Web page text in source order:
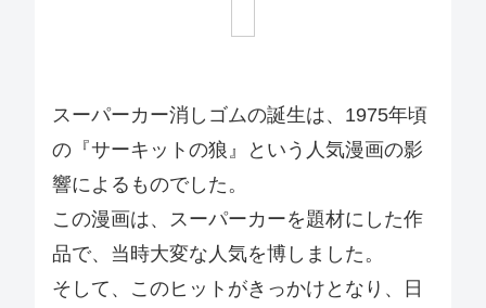
スーパーカー消しゴムの誕生は、1975年頃
の『サーキットの狼』という人気漫画の影
響によるものでした。
この漫画は、スーパーカーを題材にした作
品で、当時大変な人気を博しました。
そして、このヒットがきっかけとなり、日